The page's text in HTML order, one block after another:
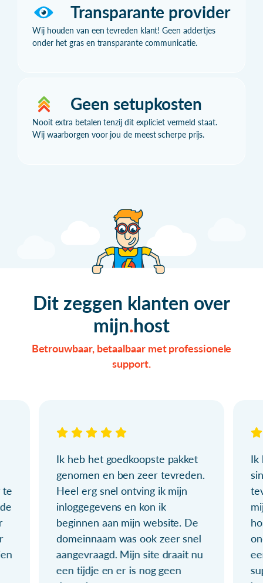
Transparante provider
Wij houden van een tevreden klant! Geen addertjes
onder het gras en transparante communicatie.
Geen setupkosten
Nooit extra betalen tenzij dit expliciet vermeld staat.
Wij waarborgen voor jou de meest scherpe prijs.
Dit zeggen klanten over
mijn host
Betrouwbaar, betaalbaar met professionele
support.
te
Ik heb het goedkoopste pakket
genomen en ben zeer tevreden.
Heel erg snel ontving ik mijn
inloggegevens en kon ik
beginnen aan mijn website. De
domeinnaam was ook zeer snel
aangevraagd. Mijn site draait nu
een tijdje en er is nog geen
Ik